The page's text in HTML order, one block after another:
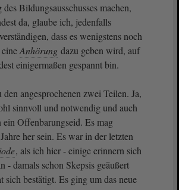
des Bildungsausschusses machen,
da, glaube ich, jedenfalls
dass es wenigstens noch
eineAnhörung dazu geben wird, auf
einigermaßen gespannt bin.
angesprochenen zwei Teilen. Ja,
sinnvoll und notwendig und auch
ein Offenbarungseid. Es mag
her sein. Es war in der letzten
, als ich hier - einige erinnern sich
- damals schon Skepsis geäußert
sich bestätigt. Es ging um das neue